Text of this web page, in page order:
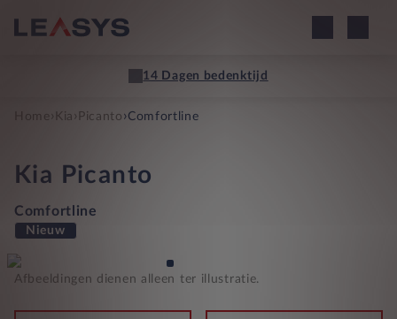
14 Dagen bedenktijd
Home Kia › Picanto ›Comfortline
Kia Picanto
Comfortline
Nieuw
Afbeeldingen dienen alleen ter illustratie.